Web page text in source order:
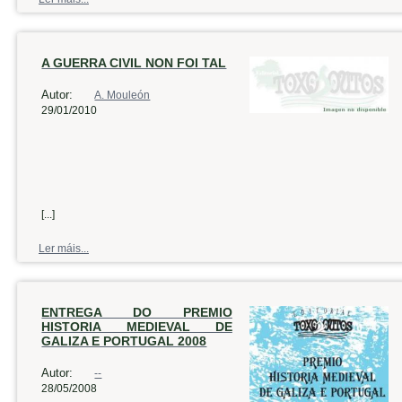
A GUERRA CIVIL NON FOI TAL
Autor:A. Mouleón
29/01/2010
[...]
Ler máis...
ENTREGA DO PREMIO
HISTORIA MEDIEVAL DE
GALIZA E PORTUGAL 2008
Autor:--
28/05/2008